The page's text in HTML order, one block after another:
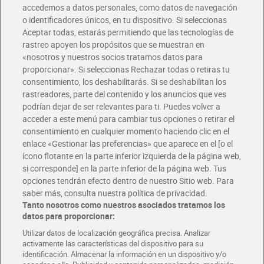
Envío gratis por compras superiores a 100€
Envío estandar por 4,99€
Glovo y Uber Eats
Solicita tu factura de Glovo o Uber Eats
Únete al CLUB Dia
Disfruta las ventajas y ofertas exclusivas.
Descárgate la APP Dia
Folletos y Tiendas
Descubre las mejores ofertas y busca tu tienda más cercana
Tarjeta MaX Dia
Te devuelve hasta 8€/mes de tus compras.
¡Solicita tu tarjeta de crédito aquí!
COMER MEJOR CADA DIA
accedemos a datos personales, como datos de navegación
o identificadores únicos, en tu dispositivo. Si seleccionas
Aceptar todas, estarás permitiendo que las tecnologías de
rastreo apoyen los propósitos que se muestran en
«nosotros y nuestros socios tratamos datos para
proporcionar». Si seleccionas Rechazar todas o retiras tu
consentimiento, los deshabilitarás. Si se deshabilitan los
rastreadores, parte del contenido y los anuncios que ves
podrían dejar de ser relevantes para ti. Puedes volver a
acceder a este menú para cambiar tus opciones o retirar el
consentimiento en cualquier momento haciendo clic en el
enlace «Gestionar las preferencias» que aparece en el [o el
ícono flotante en la parte inferior izquierda de la página web,
si corresponde] en la parte inferior de la página web. Tus
opciones tendrán efecto dentro de nuestro Sitio web. Para
saber más, consulta nuestra política de privacidad.
Tanto nosotros como nuestros asociados tratamos los
datos para proporcionar:
Utilizar datos de localización geográfica precisa. Analizar
activamente las características del dispositivo para su
identificación. Almacenar la información en un dispositivo y/o